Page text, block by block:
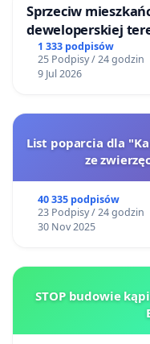
Sprzeciw
deweloperskiej
Bulwarów
1 333 podpisów
25 Podpisy / 24 godzin
9 Jul 2026
List poparcia dla
ze
40 335 podpisów
23 Podpisy / 24 godzin
30 Nov 2025
STOP budowie